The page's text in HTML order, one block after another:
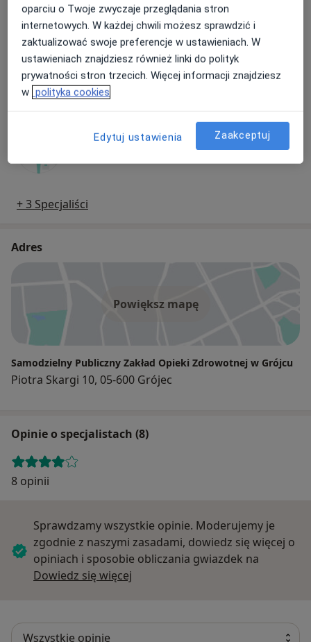
Internista
Zbigniew Binio
Internista, Kardiolog
lek. Jerzy Bieleń
+ 3 Specjaliści
Adres
Powiększ mapę
Samodzielny Publiczny Zakład Opieki Zdrowotnej w Grójcu
Piotra Skargi 10, 05-600 Grójec
Opinie o specjalistach (8)
8 opinii
Sprawdzamy wszystkie opinie. Moderujemy je
zgodnie z naszymi zasadami, dowiedz się więcej o
opiniach i sposobie obliczania gwiazdek na
Dowiedz się więcej
oparciu o Twoje zwyczaje przeglądania stron
internetowych. W każdej chwili możesz sprawdzić i
zaktualizować swoje preferencje w ustawieniach. W
ustawieniach znajdziesz również linki do polityk
prywatności stron trzecich. Więcej informacji znajdziesz
w polityka cookies
Edytuj ustawienia Zaakceptuj